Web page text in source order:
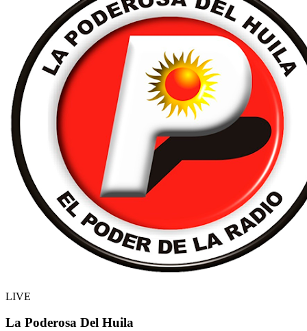
LIVE
La Poderosa Del Huila